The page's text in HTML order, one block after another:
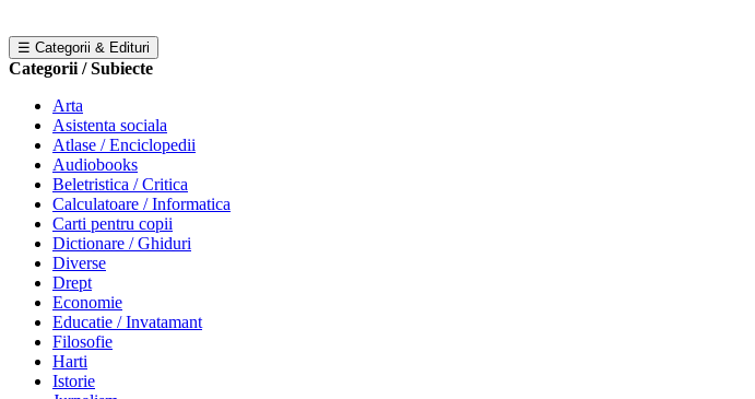
☰ Categorii & Edituri
Categorii / Subiecte
Arta
Asistenta sociala
Atlase / Enciclopedii
Audiobooks
Beletristica / Critica
Calculatoare / Informatica
Carti pentru copii
Dictionare / Ghiduri
Diverse
Drept
Economie
Educatie / Invatamant
Filosofie
Harti
Istorie